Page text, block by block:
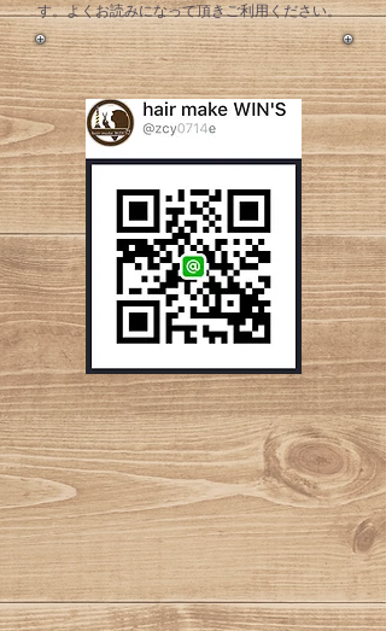
す。よくお読みになって頂きご利用ください。